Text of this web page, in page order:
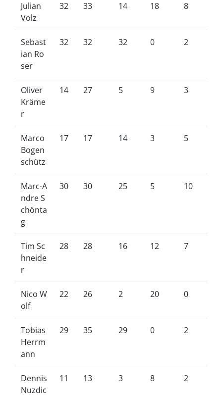
Julian
Volz
32 33 14 18 8
Sebast
ian Ro
ser
32 32 32 0 2
Oliver
Kräme
r
14 27 5 9 3
Marco
Bogen
schütz
17 17 14 3 5
Marc-A
ndre S
chönta
g
30 30 25 5 10
Tim Sc
hneide
r
28 28 16 12 7
Nico W
olf
22 26 2 20 0
Tobias
Herrm
ann
29 35 29 0 2
Dennis
Nuzdic
11 13 3 8 2